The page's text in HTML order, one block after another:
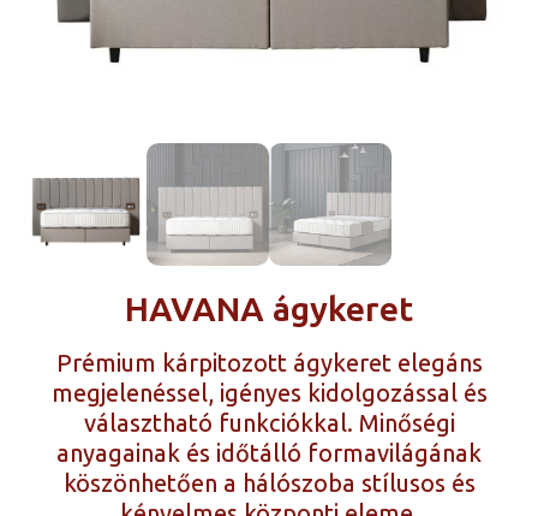
HAVANA ágykeret
Prémium kárpitozott ágykeret elegáns
megjelenéssel, igényes kidolgozással és
választható funkciókkal. Minőségi
anyagainak és időtálló formavilágának
köszönhetően a hálószoba stílusos és